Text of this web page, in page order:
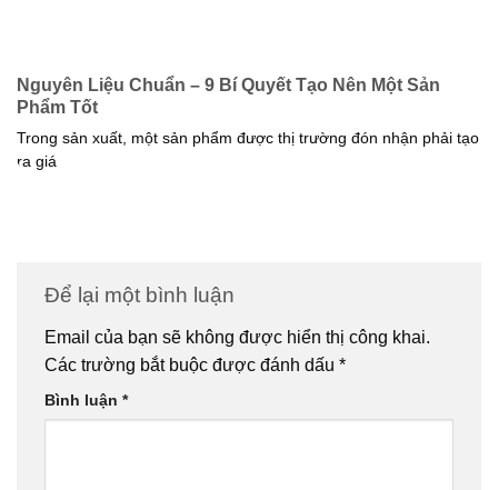
Nguyên Liệu Chuẩn – 9 Bí Quyết Tạo Nên Một Sản
Phẩm Tốt
Trong sản xuất, một sản phẩm được thị trường đón nhận phải tạo
ra giá
Để lại một bình luận
Email của bạn sẽ không được hiển thị công khai.
Các trường bắt buộc được đánh dấu *
Bình luận *